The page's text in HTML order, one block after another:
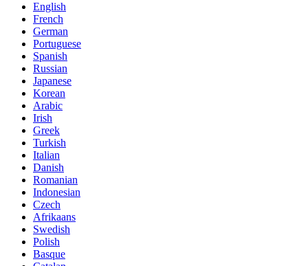
English
French
German
Portuguese
Spanish
Russian
Japanese
Korean
Arabic
Irish
Greek
Turkish
Italian
Danish
Romanian
Indonesian
Czech
Afrikaans
Swedish
Polish
Basque